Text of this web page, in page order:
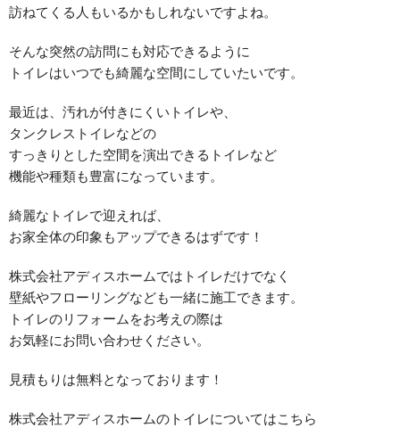
訪ねてくる人もいるかもしれないですよね。
そんな突然の訪問にも対応できるように
トイレはいつでも綺麗な空間にしていたいです。
最近は、汚れが付きにくいトイレや、
タンクレストイレなどの
すっきりとした空間を演出できるトイレなど
機能や種類も豊富になっています。
綺麗なトイレで迎えれば、
お家全体の印象もアップできるはずです！
株式会社アディスホームではトイレだけでなく
壁紙やフローリングなども一緒に施工できます。
トイレのリフォームをお考えの際は
お気軽にお問い合わせください。
見積もりは無料となっております！
株式会社アディスホームのトイレについてはこちら